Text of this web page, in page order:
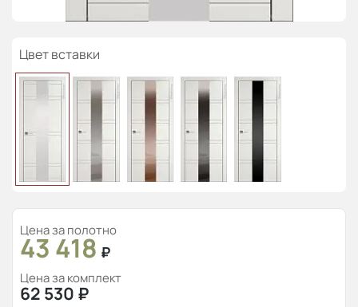
Цвет вставки
Цена за полотно
43 418 ₽
Цена за комплект
62 530 ₽